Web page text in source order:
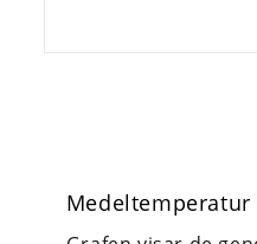
Medeltemperatur